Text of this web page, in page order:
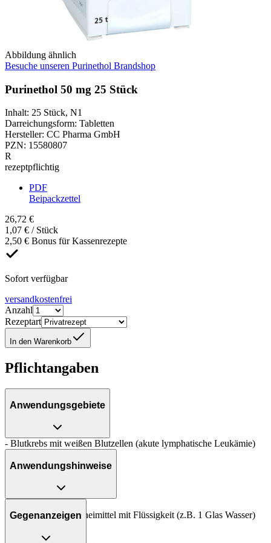
Abbildung ähnlich
Besuche unseren Purinethol Brandshop
Purinethol 50 mg 25 Stück
Inhalt: 25 Stück, N1
Darreichungsform: Tabletten
Hersteller: CC Pharma GmbH
PZN: 15580807
R
rezeptpflichtig
PDF
Beipackzettel
26,72 €
1,07 € / Stück
2,50 € Bonus für Kassenrezepte
Sofort verfügbar
versandkostenfrei
Anzahl
Rezeptart
In den Warenkorb
Pflichtangaben
Anwendungsgebiete
- Blutkrebs mit weißen Blutzellen (akute lymphatische Leukämie)
Anwendungshinweise
Art der Anwendung?
Nehmen Sie das Arzneimittel mit Flüssigkeit (z.B. 1 Glas Wasser)
Gegenanzeigen